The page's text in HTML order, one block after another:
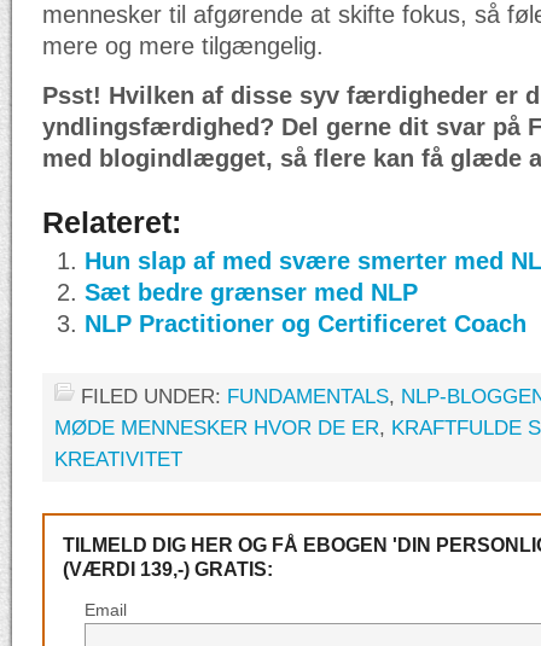
mennesker til afgørende at skifte fokus, så
mere og mere tilgængelig.
Psst! Hvilken af disse syv færdigheder er
yndlingsfærdighed? Del gerne dit svar på
med blogindlægget, så flere kan få glæde
Relateret:
Hun slap af med svære smerter med
Sæt bedre grænser med NLP
NLP Practitioner og Certificeret Coach
FILED UNDER: FUNDAMENTALS, NLP-
MØDE MENNESKER HVOR DE ER, KRAFTFULDE
KREATIVITET
TILMELD DIG HER OG FÅ EBOGEN 'DIN
(VÆRDI 139,-) GRATIS:
Email